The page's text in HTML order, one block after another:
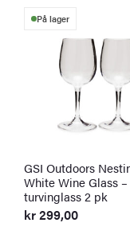
På lager
GSI Outdoors
White Wine Glass –
turvinglass 2 pk
kr299,00